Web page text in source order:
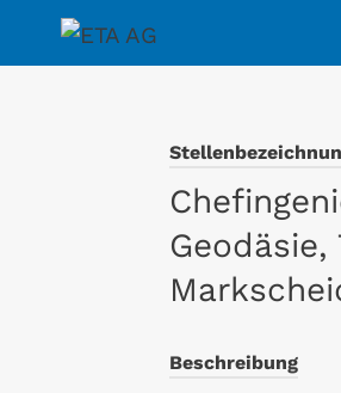
Beschreibung